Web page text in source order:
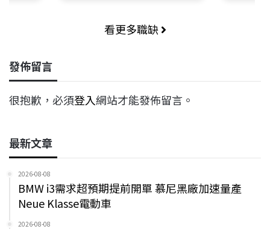
看更多職缺
發佈留言
很抱歉，必須登入網站才能發佈留言。
最新文章
2026-08-08
BMW i3需求超預期提前開單 慕尼黑廠加速量產
Neue Klasse電動車
2026-08-08